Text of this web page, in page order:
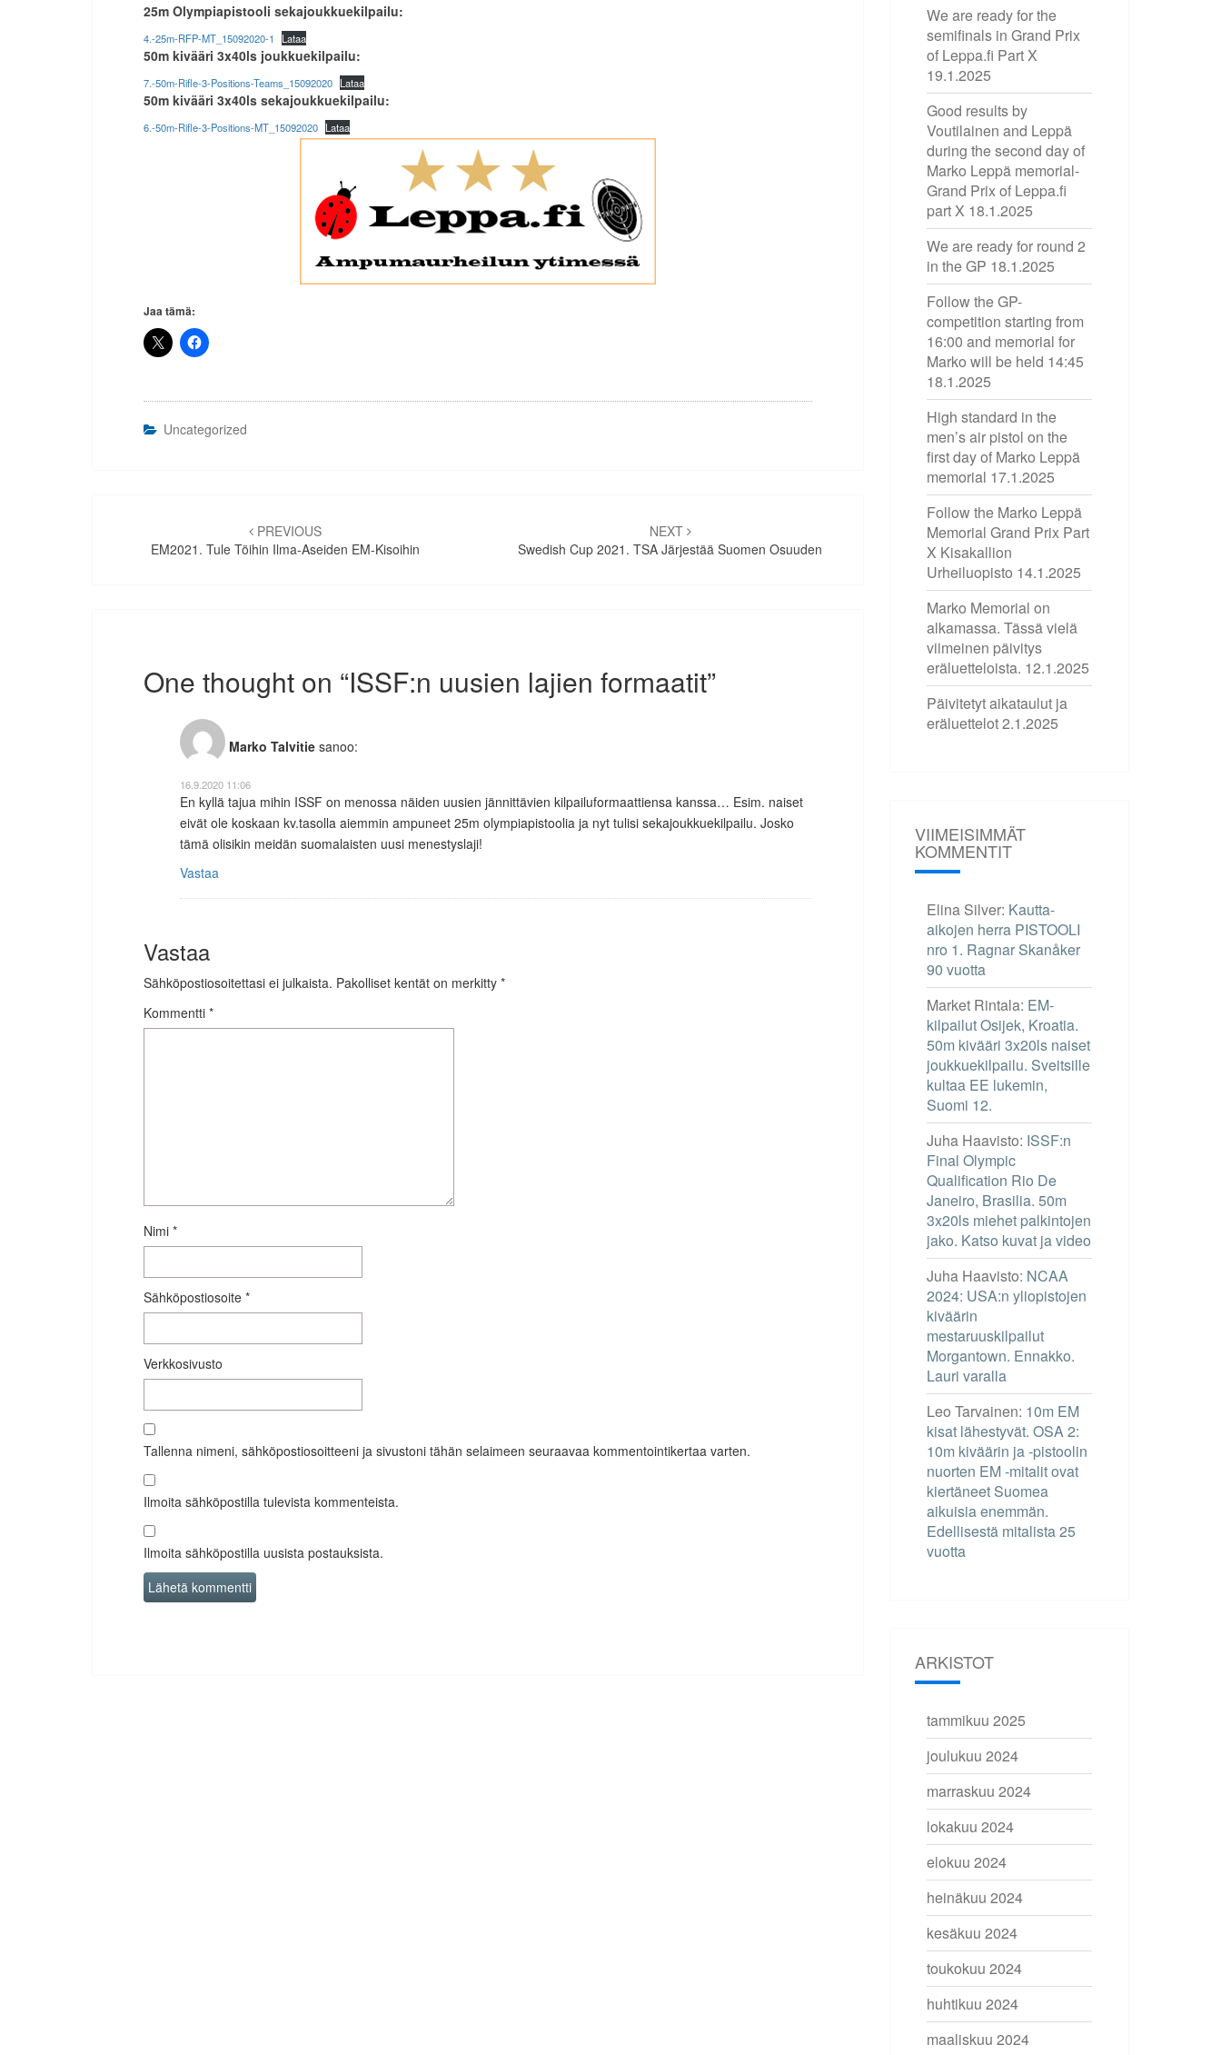
25m Olympiapistooli sekajoukkuekilpailu:
4.-25m-RFP-MT_15092020-1 Lataa
50m kivääri 3x40ls joukkuekilpailu:
7.-50m-Rifle-3-Positions-Teams_15092020 Lataa
50m kivääri 3x40ls sekajoukkuekilpailu:
6.-50m-Rifle-3-Positions-MT_15092020 Lataa
Jaa tämä:
Uncategorized
selaus
PREVIOUS
EM2021. Tule Töihin Ilma-Aseiden EM-Kisoihin
NEXT
Swedish Cup 2021. TSA Järjestää Suomen Osuuden
One thought on “ISSF:n uusien lajien formaatit”
Marko Talvitie sanoo:
16.9.2020 11:06
En kyllä tajua mihin ISSF on menossa näiden uusien jännittävien kilpailuformaattiensa kanssa… Esim. naiset
eivät ole koskaan kv.tasolla aiemmin ampuneet 25m olympiapistoolia ja nyt tulisi sekajoukkuekilpailu. Josko
tämä olisikin meidän suomalaisten uusi menestyslaji!
Vastaa
Vastaa
Sähköpostiosoitettasi ei julkaista. Pakolliset kentät on merkitty *
Kommentti *
Nimi *
Sähköpostiosoite *
Verkkosivusto
Tallenna nimeni, sähköpostiosoitteeni ja sivustoni tähän selaimeen seuraavaa kommentointikertaa varten.
Ilmoita sähköpostilla tulevista kommenteista.
Ilmoita sähköpostilla uusista postauksista.
We are ready for the
semifinals in Grand Prix
of Leppa.fi Part X
19.1.2025
Good results by
Voutilainen and Leppä
during the second day of
Marko Leppä memorial-
Grand Prix of Leppa.fi
part X 18.1.2025
We are ready for round 2
in the GP 18.1.2025
Follow the GP-
competition starting from
16:00 and memorial for
Marko will be held 14:45
18.1.2025
High standard in the
men’s air pistol on the
first day of Marko Leppä
memorial 17.1.2025
Follow the Marko Leppä
Memorial Grand Prix Part
X Kisakallion
Urheiluopisto 14.1.2025
Marko Memorial on
alkamassa. Tässä vielä
viimeinen päivitys
eräluetteloista. 12.1.2025
Päivitetyt aikataulut ja
eräluettelot2.1.2025
VIIMEISIMMÄT
KOMMENTIT
Elina Silver: Kautta-
aikojen herra PISTOOLI
nro 1. Ragnar Skanåker
90 vuotta
Market Rintala: EM-
kilpailut Osijek, Kroatia.
50m kivääri 3x20ls naiset
joukkuekilpailu. Sveitsille
kultaa EE lukemin,
Suomi 12.
Juha Haavisto: ISSF:n
Final Olympic
Qualification Rio De
Janeiro, Brasilia. 50m
3x20ls miehet palkintojen
jako. Katso kuvat ja video
Juha Haavisto: NCAA
2024: USA:n yliopistojen
kiväärin
mestaruuskilpailut
Morgantown. Ennakko.
Lauri varalla
Leo Tarvainen: 10m EM
kisat lähestyvät. OSA 2:
10m kiväärin ja -pistoolin
nuorten EM -mitalit ovat
kiertäneet Suomea
aikuisia enemmän.
Edellisestä mitalista 25
vuotta
ARKISTOT
tammikuu 2025
joulukuu 2024
marraskuu 2024
lokakuu 2024
elokuu 2024
heinäkuu 2024
kesäkuu 2024
toukokuu 2024
huhtikuu 2024
maaliskuu 2024